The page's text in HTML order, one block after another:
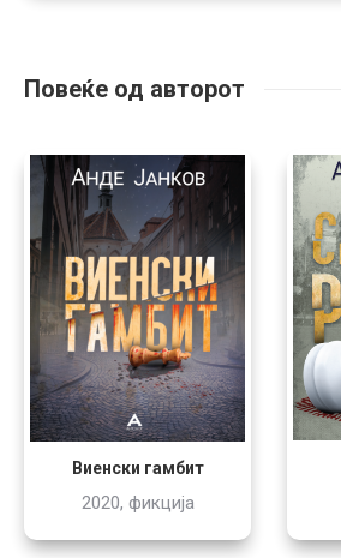
Повеќе од авторот
Виенски гамбит
2020, фикција